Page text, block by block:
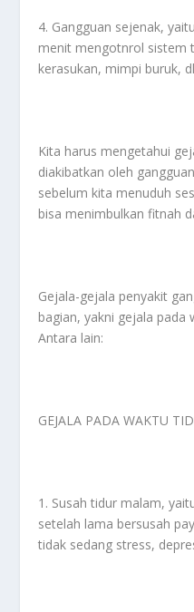
4. Gangguan sejenak,
menit mengotnrol sistem
kerasukan, mimpi buruk,
Kita harus mengetahui
diakibatkan oleh
sebelum kita menuduh
bisa menimbulkan fitnah
Gejala-gejala penyakit
bagian, yakni gejala pada
Antara lain:
GEJALA PADA WAKTU
1. Susah tidur malam,
setelah lama bersusah
tidak sedang stress,